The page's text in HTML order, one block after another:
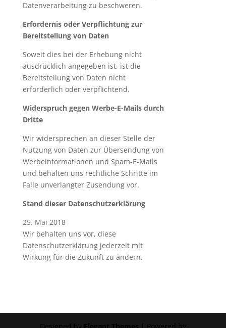
Datenverarbeitung zu beschweren.
Erfordernis oder Verpflichtung zur
Bereitstellung von Daten
Soweit dies bei der Erhebung nicht
ausdrücklich angegeben ist, ist die
Bereitstellung von Daten nicht
erforderlich oder verpflichtend.
Widerspruch gegen Werbe-E-Mails durch
Dritte
Wir widersprechen an dieser Stelle der
Nutzung von Daten zur Übersendung von
Werbeinformationen und Spam-E-Mails
und behalten uns rechtliche Schritte im
Falle unverlangter Zusendung vor.
Stand dieser Datenschutzerklärung
25. Mai 2018
Wir behalten uns vor, diese
Datenschutzerklärung jederzeit mit
Wirkung für die Zukunft zu ändern.